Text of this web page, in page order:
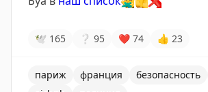
🕊 165 ❔ 95 ❤ 74 👍 23
париж франция безопасность